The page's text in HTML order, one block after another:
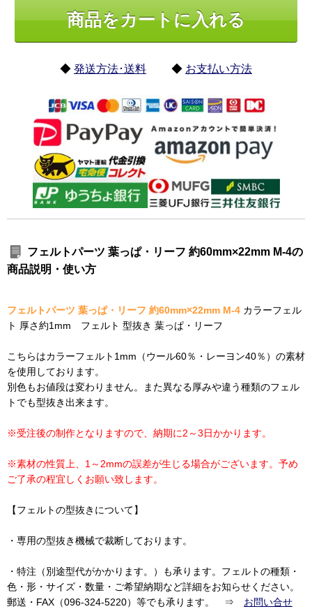
◆ 発送方法･送料 ◆ お支払い方法
フェルトパーツ 葉っぱ・リーフ 約60mm×22mm M-4の
商品説明・使い方
フェルトパーツ 葉っぱ・リーフ 約60mm×22mm M-4 カラーフェル
ト 厚さ約1mm フェルト 型抜き 葉っぱ・リーフ
こちらはカラーフェルト1mm（ウール60％・レーヨン40％）の素材
を使用しております。
別色もお値段は変わりません。また異なる厚みや違う種類のフェル
トでも型抜き出来ます。
※受注後の制作となりますので、納期に2～3日かかります。
※素材の性質上、1～2mmの誤差が生じる場合がございます。予め
ご了承の程宜しくお願い致します。
【フェルトの型抜きについて】
・専用の型抜き機械で裁断しております。
・特注（別途型代がかかります。）も承ります。フェルトの種類・
色・形・サイズ・数量・ご希望納期など詳細をお知らせください。
郵送・FAX（096-324-5220）等でも承ります。 ⇒ お問い合せ